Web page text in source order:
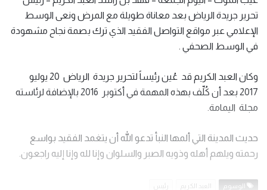
تحرير جريدة الرياض بعد معاناة طويلة مع المرض ونعى الوسط
الإعلامي عبر مواقع التواصل الفقيد الذي ترك بصمة نجاح مشهودة
في الوسط الصحفي .
وكان العبد الكريم قد عُين رئيساً لتحرير جريدة الرياض 20 يوليو
2017 بعد أن كُلِّف بهذه المهمة في أكتوبر 2016 بالإضافة لرئاسته
مجلة اليمامة.
حديث المدينة التي ألمها النبأ تدعو الله أن يتغمد الفقيد بواسع
رحمته ويلهم أهله وذويه الصبر والسلوان وإنا لله وإنا إليه راجعون.
الوسوم العبد الكريم رئيس